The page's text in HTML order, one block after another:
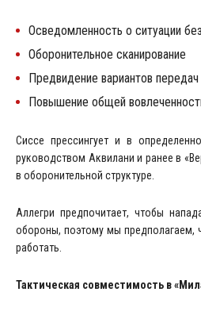
Осведомленность о ситуации
Оборонительное сканирование
Предвидение вариантов передач
Повышение общей
Сиссе прессингует и в
руководством Аквилани и ранее в
в оборонительной структуре.
Аллегри предпочитает, чтобы
обороны, поэтому мы предполагаем,
работать.
Тактическая совместимость в